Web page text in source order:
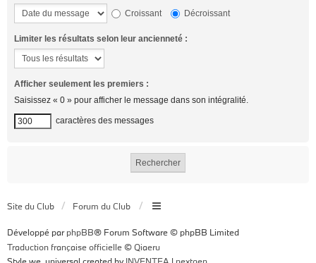
Croissant
Décroissant
Limiter les résultats selon leur ancienneté :
Afficher seulement les premiers :
Saisissez « 0 » pour afficher le message dans son intégralité.
caractères des messages
Site du Club Forum du Club
Développé parphpBB® Forum Software © phpBB Limited
Traduction française officielle ©Qiaeru